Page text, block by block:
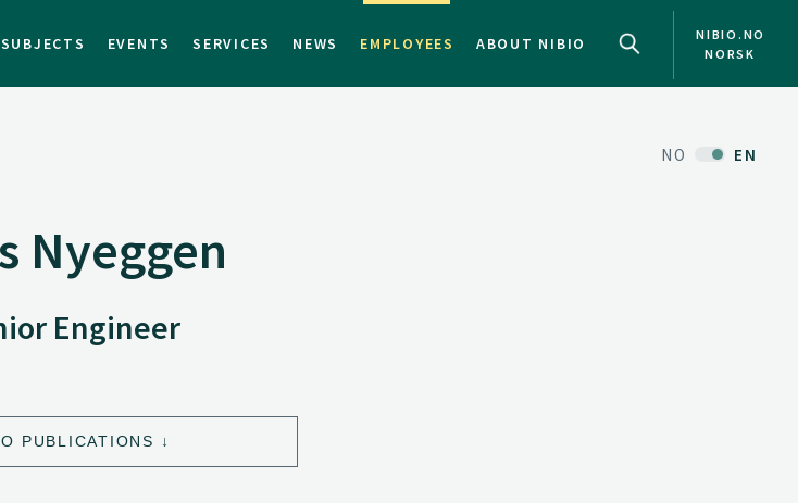
SUBJECTS EVENTS SERVICES NEWS EMPLOYEES ABOUT NIBIO
NIBIO.NO
NORSK
NO EN
Nyeggen
Engineer
PUBLICATIONS